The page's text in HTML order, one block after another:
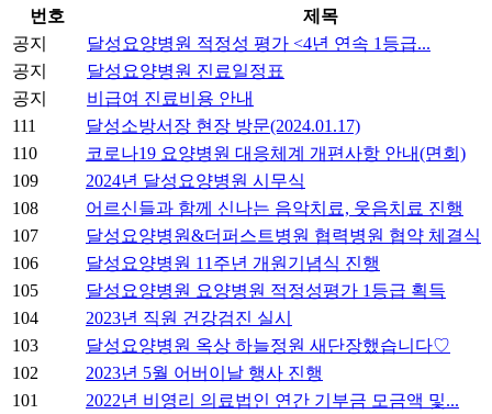
번호
제목
공지
달성요양병원 적정성 평가 <4년 연속 1등급...
공지
달성요양병원 진료일정표
공지
비급여 진료비용 안내
111
달성소방서장 현장 방문(2024.01.17)
110
코로나19 요양병원 대응체계 개편사항 안내(면회)
109
2024년 달성요양병원 시무식
108
어르신들과 함께 신나는 음악치료, 웃음치료 진행
107
달성요양병원&더퍼스트병원 협력병원 협약 체결식
106
달성요양병원 11주년 개원기념식 진행
105
달성요양병원 요양병원 적정성평가 1등급 획득
104
2023년 직원 건강검진 실시
103
달성요양병원 옥상 하늘정원 새단장했습니다♡
102
2023년 5월 어버이날 행사 진행
101
2022년 비영리 의료법인 연간 기부금 모금액 및...